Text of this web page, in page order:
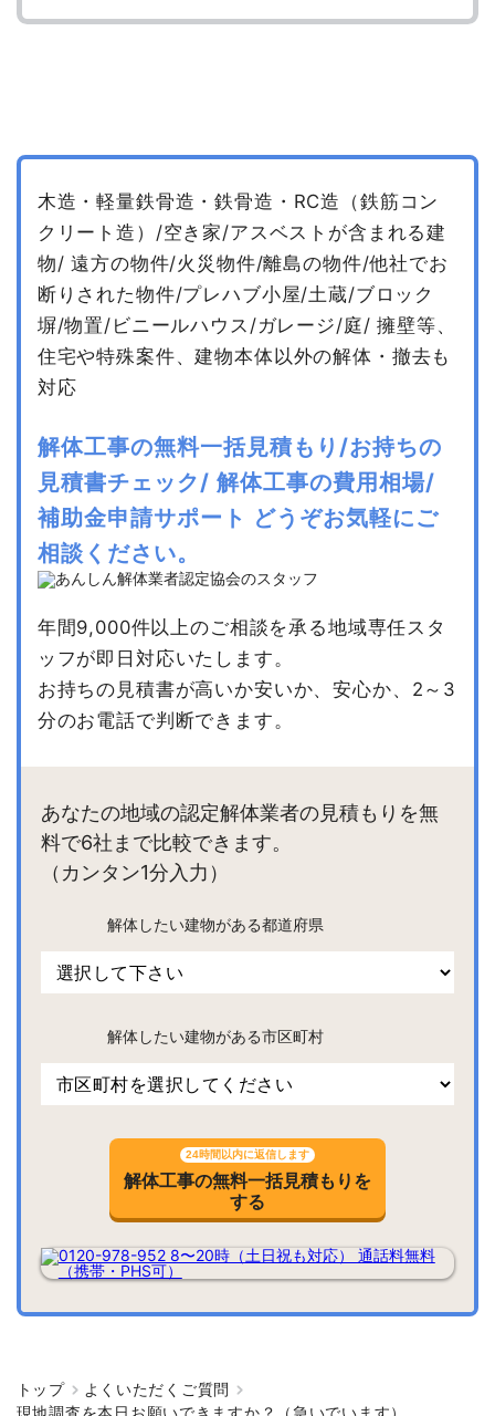
木造・軽量鉄骨造・鉄骨造・RC造（鉄筋コン
クリート造）/空き家/アスベストが含まれる建
物/ 遠方の物件/火災物件/離島の物件/他社でお
断りされた物件/プレハブ小屋/土蔵/ブロック
塀/物置/ビニールハウス/ガレージ/庭/ 擁壁等、
住宅や特殊案件、建物本体以外の解体・撤去も
対応
解体工事の無料一括見積もり/お持ちの
見積書チェック/ 解体工事の費用相場/
補助金申請サポート どうぞお気軽にご
相談ください。
年間9,000件以上のご相談を承る地域専任スタ
ッフが即日対応いたします。
お持ちの見積書が高いか安いか、安心か、2～3
分のお電話で判断できます。
あなたの地域の認定解体業者の見積もりを無
料で6社まで比較できます。
（カンタン1分入力）
解体したい建物がある都道府県
解体したい建物がある市区町村
24時間以内に返信します
解体工事の無料一括見積もりを
する
トップ
よくいただくご質問